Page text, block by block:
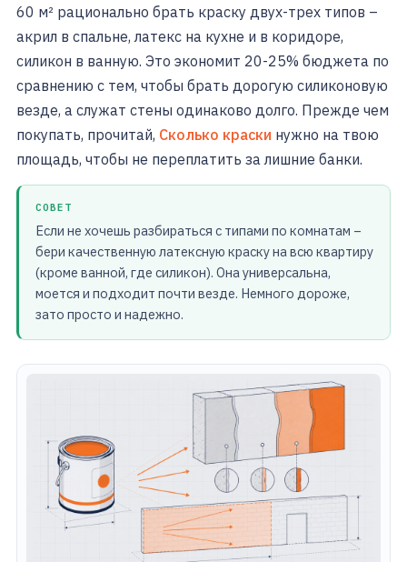
60 м² рационально брать краску двух-трех типов –
акрил в спальне, латекс на кухне и в коридоре,
силикон в ванную. Это экономит 20-25% бюджета по
сравнению с тем, чтобы брать дорогую силиконовую
везде, а служат стены одинаково долго. Прежде чем
покупать, прочитай, Сколько краски нужно на твою
площадь, чтобы не переплатить за лишние банки.
СОВЕТ
Если не хочешь разбираться с типами по комнатам –
бери качественную латексную краску на всю квартиру
(кроме ванной, где силикон). Она универсальна,
моется и подходит почти везде. Немного дороже,
зато просто и надежно.